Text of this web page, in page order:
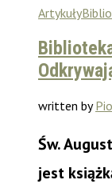
Artykuły
written by
Św.
jest